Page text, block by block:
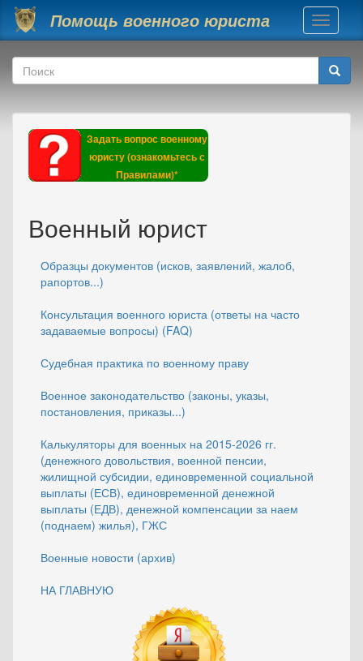
Перейти к основному содержанию
Помощь военного юриста
Toggle
Форма поиска
Поиск
Задать вопрос военному
юристу (ознакомьтесь с
Правилами)*
Военный юрист
Образцы документов (исков, заявлений, жалоб,
рапортов...)
Консультация военного юриста (ответы на часто
задаваемые вопросы) (FAQ)
Судебная практика по военному праву
Военное законодательство (законы, указы,
постановления, приказы...)
Калькуляторы для военных на 2015-2026 гг.
(денежного довольствия, военной пенсии,
жилищной субсидии, единовременной социальной
выплаты (ЕСВ), единовременной денежной
выплаты (ЕДВ), денежной компенсации за наем
(поднаем) жилья), ГЖС
Военные новости (архив)
НА ГЛАВНУЮ